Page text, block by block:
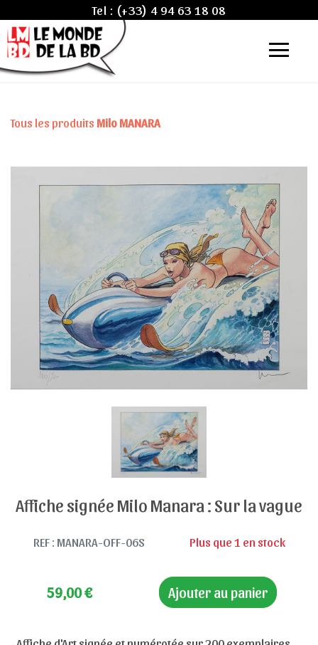
Tel : (+33) 4 94 63 18 08
Tous les produits Milo MANARA
Affiche signée Milo Manara : Sur la vague
REF : MANARA-OFF-06S Plus que 1 en stock
59,00€ Ajouter au panier